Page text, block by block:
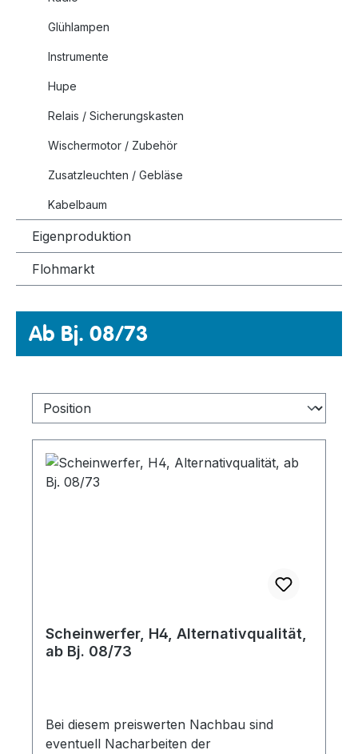
Glühlampen
Instrumente
Hupe
Relais / Sicherungskasten
Wischermotor / Zubehör
Zusatzleuchten / Gebläse
Kabelbaum
Eigenproduktion
Flohmarkt
Ab Bj. 08/73
Scheinwerfer, H4, Alternativqualität,
ab Bj. 08/73
Bei diesem preiswerten Nachbau sind
eventuell Nacharbeiten der